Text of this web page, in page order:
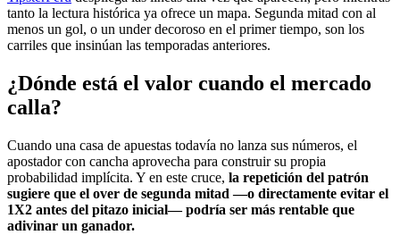
tanto la lectura histórica ya ofrece un mapa. Segunda mitad con al
menos un gol, o un under decoroso en el primer tiempo, son los
carriles que insinúan las temporadas anteriores.
¿Dónde está el valor cuando el mercado
calla?
Cuando una casa de apuestas todavía no lanza sus números, el
apostador con cancha aprovecha para construir su propia
probabilidad implícita. Y en este cruce, la repetición del patrón
sugiere que el over de segunda mitad —o directamente evitar el
1X2 antes del pitazo inicial— podría ser más rentable que
adivinar un ganador.